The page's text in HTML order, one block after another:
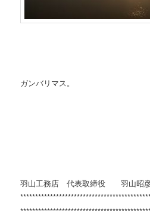
ガンバリマス。
羽山工務店 代表取締役 羽山昭彦